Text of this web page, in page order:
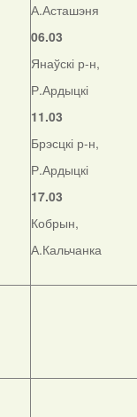
А.Асташэня
06.03
Янаўскі р-н,
Р.Ардыцкі
11.03
Брэсцкі р-н,
Р.Ардыцкі
17.03
Кобрын,
А.Кальчанка